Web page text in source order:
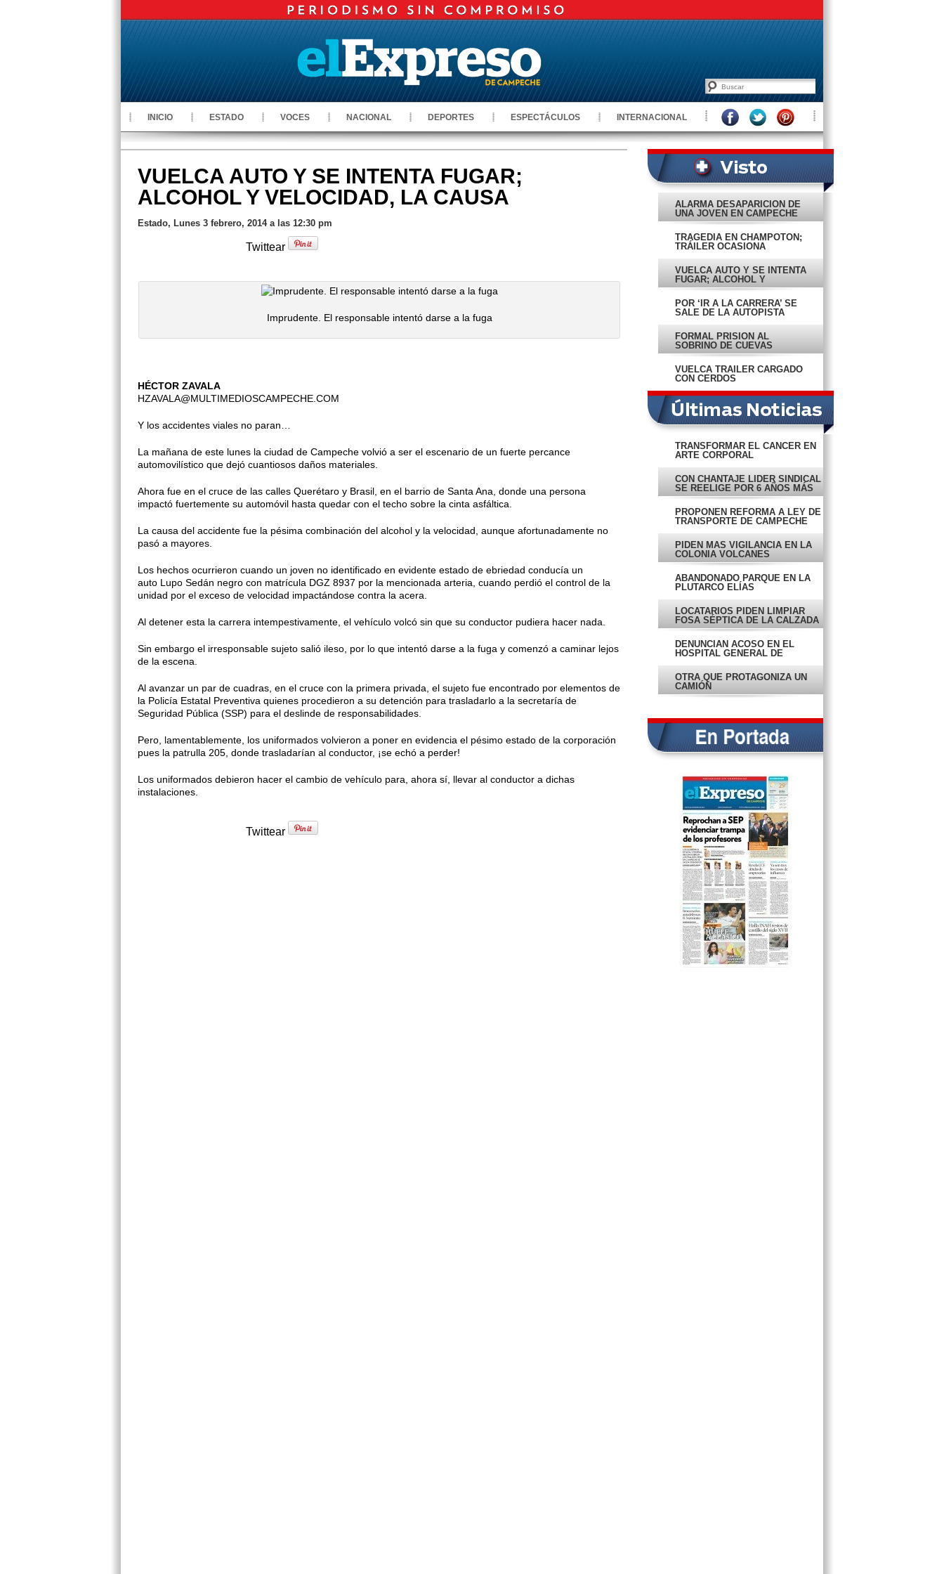
INICIO ESTADO VOCES NACIONAL DEPORTES ESPECTÁCULOS INTERNACIONAL
VUELCA AUTO Y SE INTENTA FUGAR;
ALCOHOL Y VELOCIDAD, LA CAUSA
Estado, Lunes 3 febrero, 2014 a las 12:30 pm
Twittear
Imprudente. El responsable intentó darse a la fuga
HÉCTOR ZAVALA
HZAVALA@MULTIMEDIOSCAMPECHE.COM
Y los accidentes viales no paran…
La mañana de este lunes la ciudad de Campeche volvió a ser el escenario de un fuerte percance
automovilístico que dejó cuantiosos daños materiales.
Ahora fue en el cruce de las calles Querétaro y Brasil, en el barrio de Santa Ana, donde una persona
impactó fuertemente su automóvil hasta quedar con el techo sobre la cinta asfáltica.
La causa del accidente fue la pésima combinación del alcohol y la velocidad, aunque afortunadamente no
pasó a mayores.
Los hechos ocurrieron cuando un joven no identificado en evidente estado de ebriedad conducía un
auto Lupo Sedán negro con matrícula DGZ 8937 por la mencionada arteria, cuando perdió el control de la
unidad por el exceso de velocidad impactándose contra la acera.
Al detener esta la carrera intempestivamente, el vehículo volcó sin que su conductor pudiera hacer nada.
Sin embargo el irresponsable sujeto salió ileso, por lo que intentó darse a la fuga y comenzó a caminar lejos
de la escena.
Al avanzar un par de cuadras, en el cruce con la primera privada, el sujeto fue encontrado por elementos de
la Policía Estatal Preventiva quienes procedieron a su detención para trasladarlo a la secretaría de
Seguridad Pública (SSP) para el deslinde de responsabilidades.
Pero, lamentablemente, los uniformados volvieron a poner en evidencia el pésimo estado de la corporación
pues la patrulla 205, donde trasladarían al conductor, ¡se echó a perder!
Los uniformados debieron hacer el cambio de vehículo para, ahora sí, llevar al conductor a dichas
instalaciones.
Twittear
ALARMA DESAPARICIÓN DE
UNA JOVEN EN CAMPECHE
TRAGEDIA EN CHAMPOTÓN;
TRÁILER OCASIONA
VUELCA AUTO Y SE INTENTA
FUGAR; ALCOHOL Y
VELOCIDAD, LA CAUSA
POR ‘IR A LA CARRERA’ SE
SALE DE LA AUTOPISTA
FORMAL PRISIÓN AL
SOBRINO DE CUEVAS
VUELCA TRÁILER CARGADO
CON CERDOS
TRANSFORMAR EL CÁNCER EN
ARTE CORPORAL
CON CHANTAJE LÍDER SINDICAL
SE REELIGE POR 6 AÑOS MÁS
PROPONEN REFORMA A LEY DE
TRANSPORTE DE CAMPECHE
PIDEN MÁS VIGILANCIA EN LA
COLONIA VOLCANES
ABANDONADO PARQUE EN LA
PLUTARCO ELÍAS
LOCATARIOS PIDEN LIMPIAR
FOSA SÉPTICA DE LA CALZADA
DENUNCIAN ACOSO EN EL
HOSPITAL GENERAL DE
OTRA QUE PROTAGONIZA UN
CAMIÓN
MEGADRENAJE
POLICÍA DEVUELVE UNA
CARTERA
INFORME ES ANÓMALO, DICE
VATICANO
DISH TOMA SEÑAL DE AZTECA
DE MANERA ILEGAL
ENGAÑAN A VENTERA Y LE
ROBAN SEIS MIL PESOS
TRAS UN AÑO CAE LADRÓN-
VIOLADOR
DAN ULTIMÁTUM A COMUNA;
DEBE MÁS DE 126 MIL PESOS
DE RENTA
DENUNCIAN COBRO DE CUOTAS
EN VARIOS PLANTELES
ESCOLARES